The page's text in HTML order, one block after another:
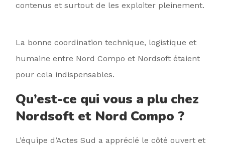
contenus et surtout de les exploiter pleinement.
La bonne coordination technique, logistique et
humaine entre Nord Compo et Nordsoft étaient
pour cela indispensables.
Qu’est-ce qui vous a plu chez
Nordsoft et Nord Compo ?
L’équipe d’Actes Sud a apprécié le côté ouvert et